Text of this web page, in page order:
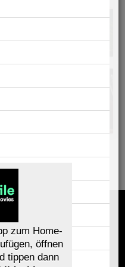
gestellte Fragen (FAQ)
zum Home-
öffnen
tippen dann